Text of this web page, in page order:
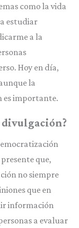
como la vida
estudiar
a la
Hoy en día,
la
es importante.
divulgación?
que,
no siempre
que en
información
a evaluar